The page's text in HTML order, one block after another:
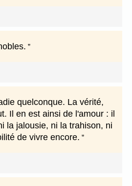
quelconque. La vérité,
Il en est ainsi de l'amour : il
la jalousie, ni la trahison, ni
de vivre encore.